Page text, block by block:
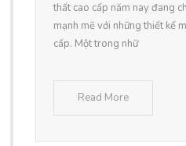
thất cao cấp năm nay đang
mạnh mẽ với những thiết kế
cấp. Một trong nhữ
Read More